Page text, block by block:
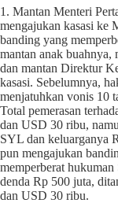
1. Mantan Menteri
mengajukan kasasi ke
banding yang
mantan anak buahnya,
dan mantan Direktur
kasasi. Sebelumnya,
menjatuhkan vonis 10
Total pemerasan
dan USD 30 ribu,
SYL dan keluarganya
pun mengajukan
memperberat
denda Rp 500 juta,
dan USD 30 ribu.